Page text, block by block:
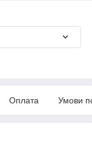
Оплата Умови